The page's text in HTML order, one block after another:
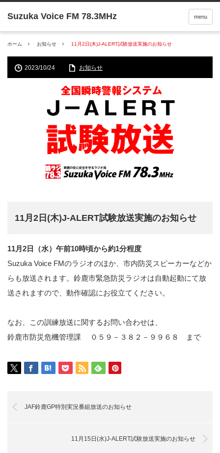
menu
ホーム お知らせ 11月2日(木)J-ALERT試験放送実施のお知らせ
2023/10/24 お知らせ
11月2日(木)J-ALERT試験放送実施のお知らせ
11月2日（水）午前10時頃から約1分程度
Suzuka Voice FMのラジオのほか、市内防災スピーカーなどか
らも放送されます。鈴鹿市緊急防災ラジオは自動起動にて放
送されますので、動作確認にお役立てください。
なお、この訓練放送に関するお問い合わせは、
鈴鹿市防災危機管理課 ０５９－３８２－９９６８ まで
JAF鈴鹿GP特別実況番組放送のお知らせ
11月15日(水)J-ALERT試験放送実施のお知らせ